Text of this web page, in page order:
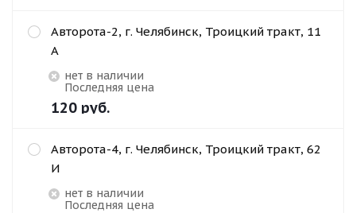
Авторота-2, г. Челябинск, Троицкий тракт, 11
А
Нет в наличии
Последняя цена
120 руб.
Авторота-4, г. Челябинск, Троицкий тракт, 62
И
Нет в наличии
Последняя цена